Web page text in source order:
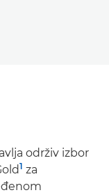
održiv izbor
1 za